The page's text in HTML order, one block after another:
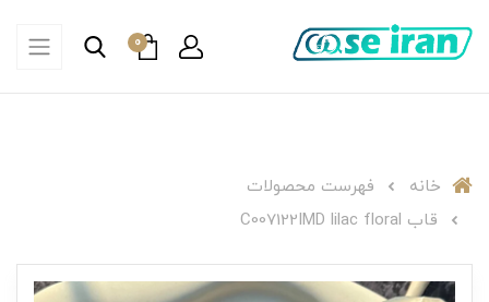
0
خانه
فهرست محصولات
قاب C007122IMD lilac floral